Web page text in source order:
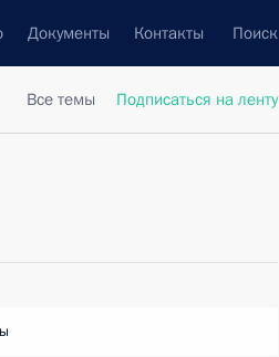
Документы Контакты Поиск
Все темы Подписаться на ленту